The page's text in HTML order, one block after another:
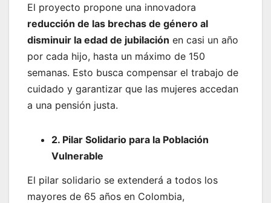
El proyecto propone una innovadora
reducción de las brechas de género al
disminuir la edad de jubilación en casi un año
por cada hijo, hasta un máximo de 150
semanas. Esto busca compensar el trabajo de
cuidado y garantizar que las mujeres accedan
a una pensión justa.
2. Pilar Solidario para la Población
Vulnerable
El pilar solidario se extenderá a todos los
mayores de 65 años en Colombia,